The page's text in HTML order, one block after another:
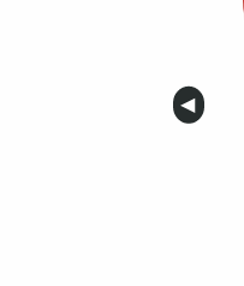
Anterior
◀︎